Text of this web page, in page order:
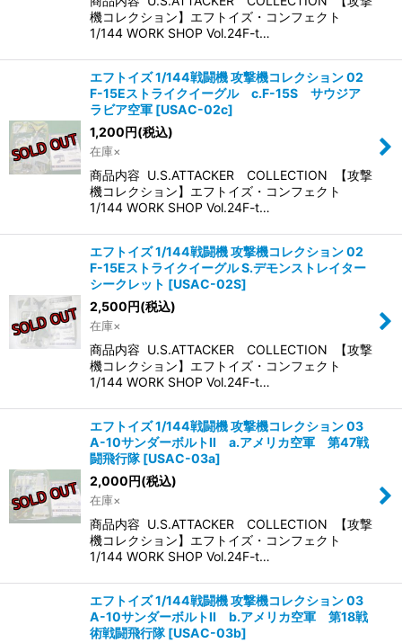
機コレクション】エフトイズ・コンフェクト
1/144 WORK SHOP Vol.24F-t…
エフトイズ 1/144戦闘機 攻撃機コレクション 02
F-15Eストライクイーグル c.F-15S サウジア
ラビア空軍 [USAC-02c]
1,200円(税込)
在庫×
商品内容 U.S.ATTACKER COLLECTION 【攻撃
機コレクション】エフトイズ・コンフェクト
1/144 WORK SHOP Vol.24F-t…
エフトイズ 1/144戦闘機 攻撃機コレクション 02
F-15Eストライクイーグル S.デモンストレイター
シークレット [USAC-02S]
2,500円(税込)
在庫×
商品内容 U.S.ATTACKER COLLECTION 【攻撃
機コレクション】エフトイズ・コンフェクト
1/144 WORK SHOP Vol.24F-t…
エフトイズ 1/144戦闘機 攻撃機コレクション 03
A-10サンダーボルトII a.アメリカ空軍 第47戦
闘飛行隊 [USAC-03a]
2,000円(税込)
在庫×
商品内容 U.S.ATTACKER COLLECTION 【攻撃
機コレクション】エフトイズ・コンフェクト
1/144 WORK SHOP Vol.24F-t…
エフトイズ 1/144戦闘機 攻撃機コレクション 03
A-10サンダーボルトII b.アメリカ空軍 第18戦
術戦闘飛行隊 [USAC-03b]